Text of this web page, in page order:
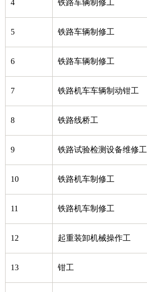
4 铁路车辆制修工
5 铁路车辆制修工
6 铁路车辆制修工
7 铁路机车车辆制动钳工
8 铁路线桥工
9 铁路试验检测设备维修工
10 铁路机车制修工
11 铁路机车制修工
12 起重装卸机械操作工
13 钳工